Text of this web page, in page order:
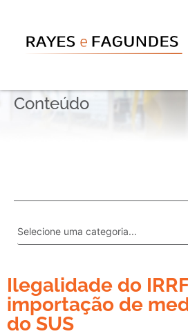
Conteúdo
Ilegalidade do
importação de
do SUS